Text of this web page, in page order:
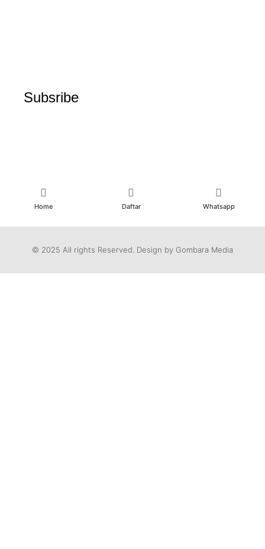
Subsribe
Home Daftar Whatsapp
© 2025 All rights Reserved. Design by Gombara Media